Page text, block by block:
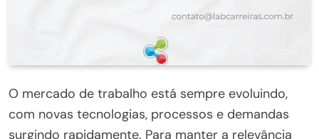
O mercado de trabalho está sempre evoluindo,
com novas tecnologias, processos e demandas
surgindo rapidamente. Para manter a relevância